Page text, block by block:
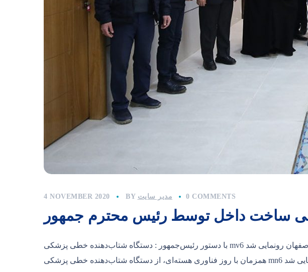
4 NOVEMBER 2020 BY مدیر سایت 0 COMMENTS
ساخت داخل توسط رئیس محترم جمهور